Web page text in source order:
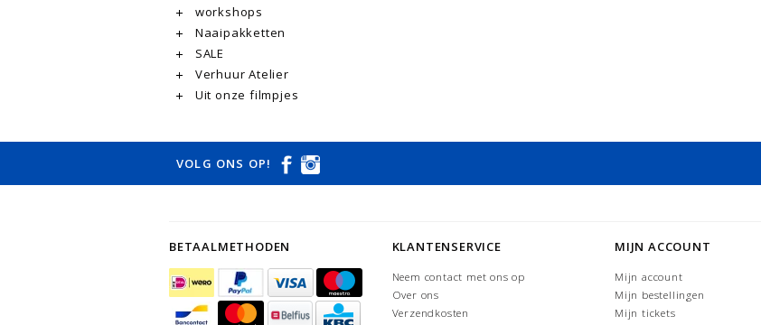
workshops
Naaipakketten
SALE
Verhuur Atelier
Uit onze filmpjes
VOLG ONS OP!
BETAALMETHODEN KLANTENSERVICE
Neem contact met ons op
Over ons
Verzendkosten
MIJN ACCOUNT
Mijn account
Mijn bestellingen
Mijn tickets